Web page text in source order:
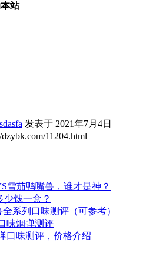
站
发表于 2021年7月4日
dzybk.com/11204.html
雪茄鸭嘴兽，谁才是神？
少钱一盒？
系列口味测评（可参考）
味烟弹测评
口味测评，价格介绍